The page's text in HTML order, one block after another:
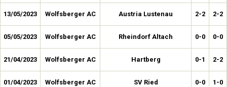
13/05/2023 Wolfsberger AC Austria Lustenau 2-2 2-2
05/05/2023 Wolfsberger AC Rheindorf Altach 0-0 0-0
21/04/2023 Wolfsberger AC Hartberg 0-1 2-2
01/04/2023 Wolfsberger AC SV Ried 0-0 1-0